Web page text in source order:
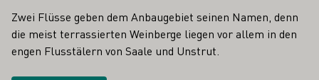
Zwei Flüsse geben dem Anbaugebiet seinen Namen, denn
die meist terrassierten Weinberge liegen vor allem in den
engen Flusstälern von Saale und Unstrut.